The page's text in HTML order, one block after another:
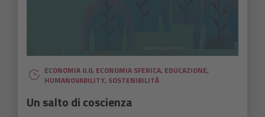
ECONOMIA 0.0, ECONOMIA SFERICA, EDUCAZIONE,
HUMANOVABILITY, SOSTENIBILITÀ
Un salto di coscienza